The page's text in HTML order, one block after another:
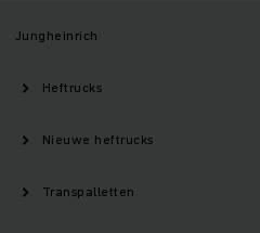
Jungheinrich
Heftrucks
Nieuwe heftrucks
Transpalletten